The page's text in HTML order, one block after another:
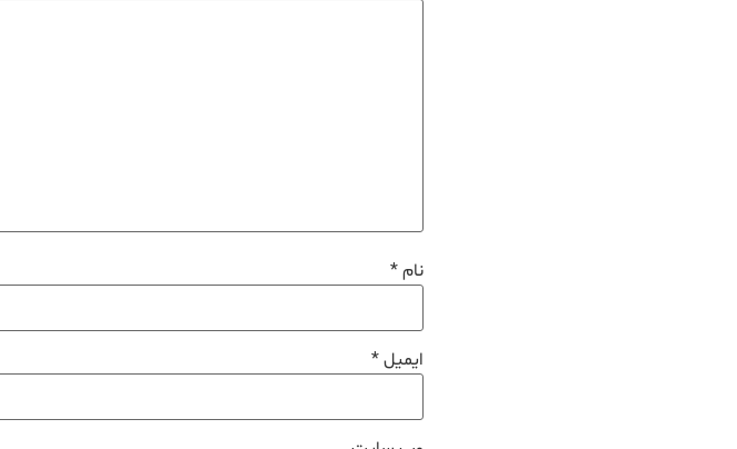
نام*
ایمیل*